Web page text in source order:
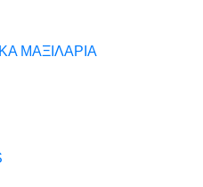
ΜΑΞΙΛΑΡΙΑ